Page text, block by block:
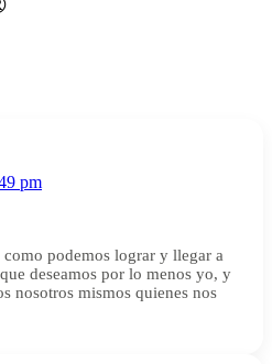
pm
podemos lograr y llegar a
deseamos por lo menos yo, y
nosotros mismos quienes nos